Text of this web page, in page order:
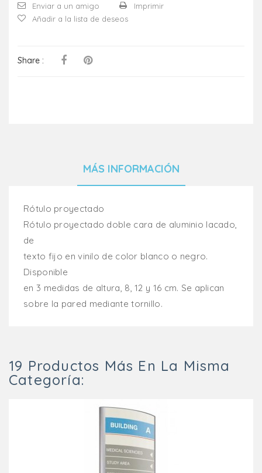
Enviar a un amigo
Imprimir
Añadir a la lista de deseos
Share :
MÁS INFORMACIÓN
Rótulo proyectado
Rótulo proyectado doble cara de aluminio lacado,
de
texto fijo en vinilo de color blanco o negro.
Disponible
en 3 medidas de altura, 8, 12 y 16 cm. Se aplican
sobre la pared mediante tornillo.
19 Productos Más En La Misma
Categoría: